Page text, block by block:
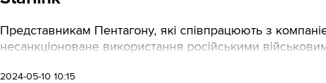
Представникам Пентагону, які співпрацюють з
несанкціоноване використання російськими
2024-05-10 10:15